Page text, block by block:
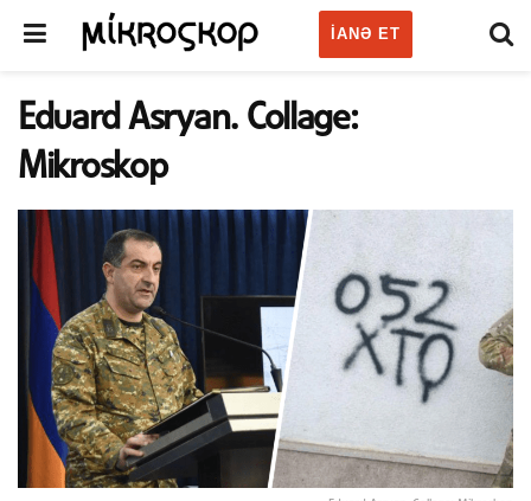
IANƏ ET
Eduard Asryan. Collage:
Mikroskop